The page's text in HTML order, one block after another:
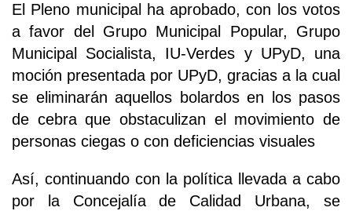
El Pleno municipal ha aprobado, con los votos
a favor del Grupo Municipal Popular, Grupo
Municipal Socialista, IU-Verdes y UPyD, una
moción presentada por UPyD, gracias a la cual
se eliminarán aquellos bolardos en los pasos
de cebra que obstaculizan el movimiento de
personas ciegas o con deficiencias visuales
Así, continuando con la política llevada a cabo
por la Concejalía de Calidad Urbana, se